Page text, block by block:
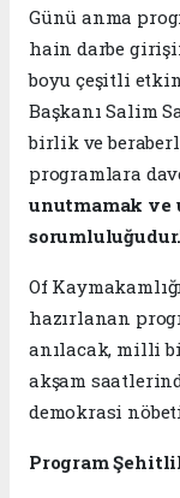
Günü anma
hain darbe
boyu çeşitli
Başkanı Salim
birlik ve
programlara
unutmamak
Of
hazırlanan
anılacak, milli
akşam
demokrasi
Program